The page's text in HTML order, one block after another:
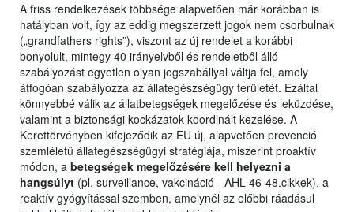
A friss rendelkezések többsége alapvetően már korábban is
hatályban volt, így az eddig megszerzett jogok nem csorbulnak
(„grandfathers rights”), viszont az új rendelet a korábbi
bonyolult, mintegy 40 irányelvből és rendeletből álló
szabályozást egyetlen olyan jogszabállyal váltja fel, amely
átfogóan szabályozza az állategészségügy területét. Ezáltal
könnyebbé válik az állatbetegségek megelőzése és leküzdése,
valamint a biztonsági kockázatok koordinált kezelése. A
Kerettörvényben kifejeződik az EU új, alapvetően prevenció
szemléletű állategészségügyi stratégiája, miszerint proaktív
módon, a betegségek megelőzésére kell helyezni a
hangsúlyt (pl. surveillance, vakcináció - AHL 46-48.cikkek), a
reaktív gyógyítással szemben, amelynél az előbbi ráadásul